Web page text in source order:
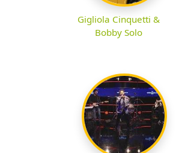
Gigliola Cinquetti &
Bobby Solo